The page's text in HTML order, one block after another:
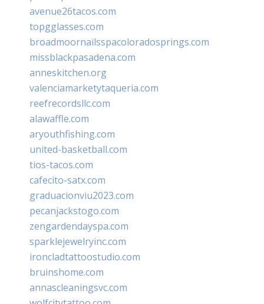
avenue26tacos.com
topgglasses.com
broadmoornailsspacoloradosprings.com
missblackpasadena.com
anneskitchen.org
valenciamarketytaqueria.com
reefrecordsllc.com
alawaffle.com
aryouthfishing.com
united-basketball.com
tios-tacos.com
cafecito-satx.com
graduacionviu2023.com
pecanjackstogo.com
zengardendayspa.com
sparklejewelryinc.com
ironcladtattoostudio.com
bruinshome.com
annascleaningsvc.com